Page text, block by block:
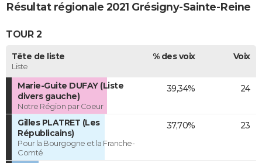
Résultat régionale 2021 Grésigny-Sainte-Reine
TOUR 2
Tête de liste
Liste
% des voix Voix
Marie-Guite DUFAY (Liste
divers gauche)
Notre Région par Coeur
39,34% 24
Gilles PLATRET (Les
Républicains)
Pour la Bourgogne et la Franche-
Comté
37,70% 23